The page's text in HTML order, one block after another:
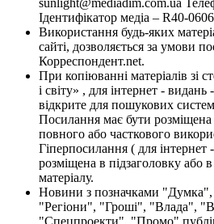
Ідентифікатор медіа – R40-
Використання будь-яких
сайті, дозволяється за умови
Корреспондент.net.
При копіюванні матеріалів зі
і світу» , для інтернет -
відкрите для пошукових
Посилання має бути розміщена
повного або часткового
Гіперпосилання ( для
розміщена в підзаголовку або
матеріалу.
Новини з позначками "Думка",
"Регіони", "Гроші", "Влада",
"Спецпроекти", "Промо"